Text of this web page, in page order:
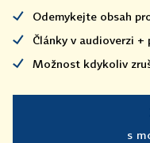
Odemykejte obsah
Články v audioverzi +
Možnost kdykoliv
s